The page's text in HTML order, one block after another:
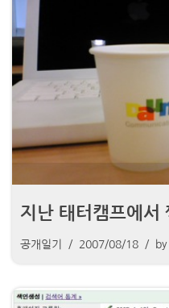
지난 태터캠프에서
공개일기 2007/08/18 by